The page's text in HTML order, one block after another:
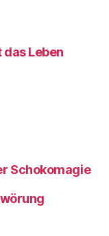
Leben
Schokomagie